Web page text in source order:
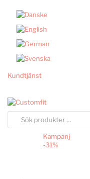
Kundtjänst
Kampanj
-31%